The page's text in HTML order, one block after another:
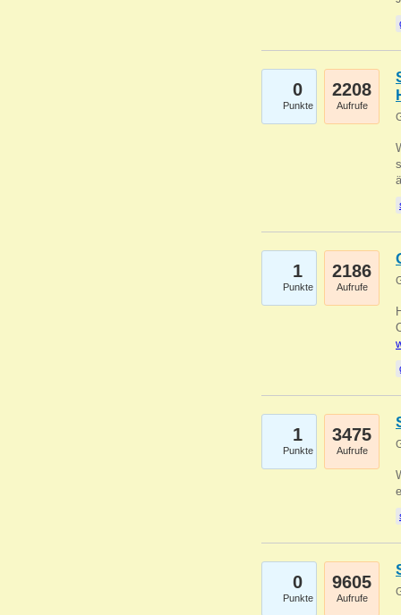
0
Punkte
2208
Aufrufe
1
Punkte
2186
Aufrufe
1
Punkte
3475
Aufrufe
0
Punkte
9605
Aufrufe